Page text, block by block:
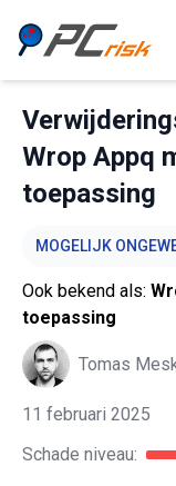
Wrop Appq
toepassing
MOGELIJK
Ook bekend als:
toepassing
Tomas
11 februari 2025
Schade niveau: